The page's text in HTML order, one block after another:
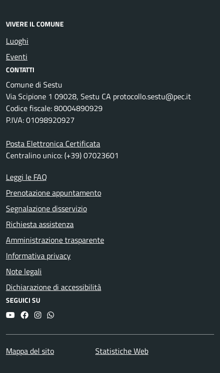
VIVERE IL COMUNE
Luoghi
Eventi
CONTATTI
Comune di Sestu
Via Scipione 1 09028, Sestu CA protocollo.sestu@pec.it
Codice fiscale: 80004890929
P.IVA: 01098920927
Posta Elettronica Certificata
Centralino unico: (+39) 07023601
Leggi le FAQ
Prenotazione appuntamento
Segnalazione disservizio
Richiesta assistenza
Amministrazione trasparente
Informativa privacy
Note legali
Dichiarazione di accessibilità
SEGUICI SU
YouTubeFacebookInstagram
Whatsapp
Mappa del sito Statistiche Web